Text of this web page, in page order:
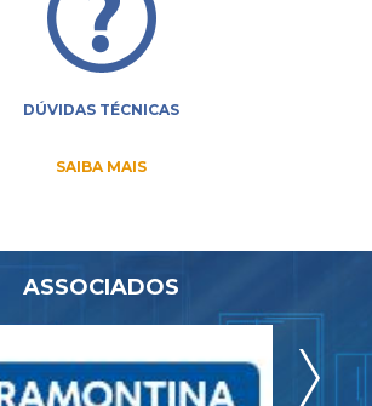
DÚVIDAS TÉCNICAS
SAIBA MAIS
ASSOCIADOS